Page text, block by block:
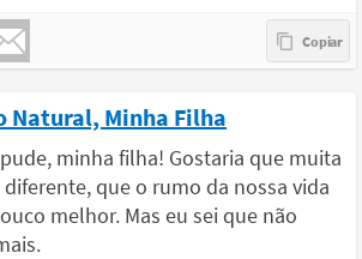
Natural, Minha Filha
minha filha! Gostaria que muita
que o rumo da nossa vida
melhor. Mas eu sei que não